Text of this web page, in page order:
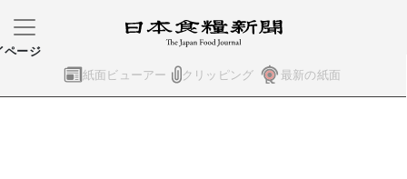
紙面ビューアー クリッピング 最新の紙面
ページ